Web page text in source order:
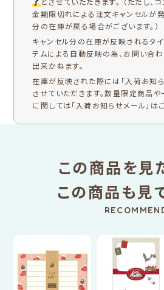
金期限切れによる注文キャンセルが
分の在庫が戻る場合がございます。）
キャンセル分の在庫が反映されるタイ
テムによる自動反映の為、お問い合
出来かねます。
在庫が反映された際には「入荷お知
させていただきます。数量限定商品
に関しては「入荷お知らせメール」は
この商品を見
この商品も見